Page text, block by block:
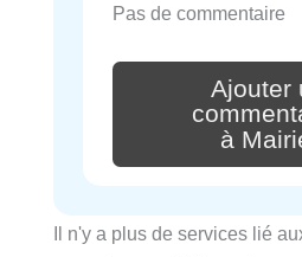
Pas de commentaire
Ajouter
à
Il n'y a plus de services lié